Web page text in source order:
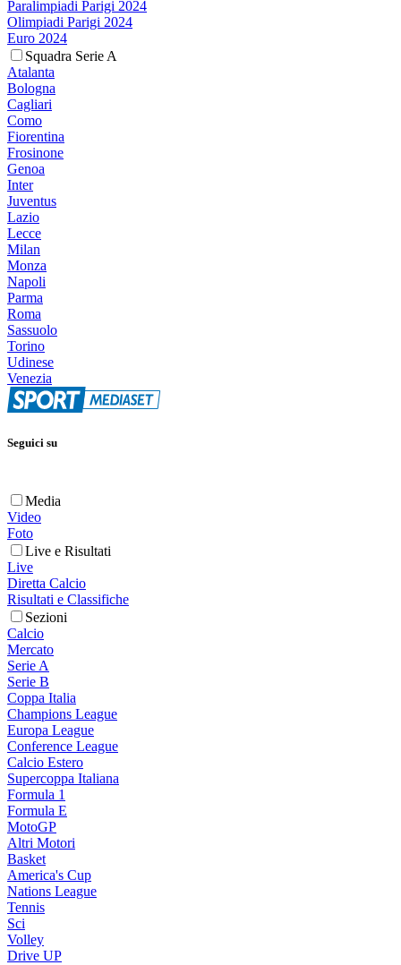
Paralimpiadi Parigi 2024
Olimpiadi Parigi 2024
Euro 2024
Squadra Serie A
Atalanta
Bologna
Cagliari
Como
Fiorentina
Frosinone
Genoa
Inter
Juventus
Lazio
Lecce
Milan
Monza
Napoli
Parma
Roma
Sassuolo
Torino
Udinese
Venezia
Seguici su
Media
Video
Foto
Live e Risultati
Live
Diretta Calcio
Risultati e Classifiche
Sezioni
Calcio
Mercato
Serie A
Serie B
Coppa Italia
Champions League
Europa League
Conference League
Calcio Estero
Supercoppa Italiana
Formula 1
Formula E
MotoGP
Altri Motori
Basket
America's Cup
Nations League
Tennis
Sci
Volley
Drive UP